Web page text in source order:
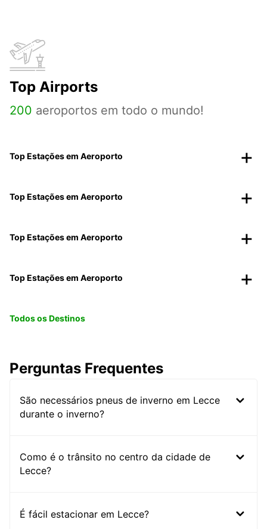
Top Airports
200 aeroportos em todo o mundo!
Top Estações em Aeroporto
Top Estações em Aeroporto
Top Estações em Aeroporto
Top Estações em Aeroporto
Todos os Destinos
Perguntas Frequentes
São necessários pneus de inverno em Lecce
durante o inverno?
Como é o trânsito no centro da cidade de
Lecce?
É fácil estacionar em Lecce?